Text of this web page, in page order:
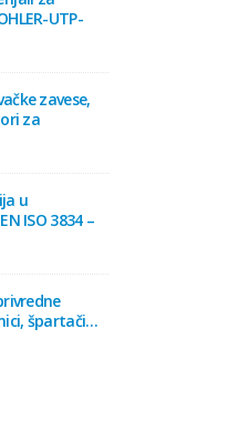
UTP-
zavese,
za
u
ISO 3834 –
špartači…